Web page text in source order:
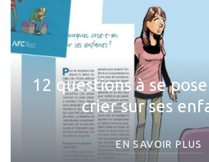
12 questions à se
crier sur ses
EN SAVOIR PLUS